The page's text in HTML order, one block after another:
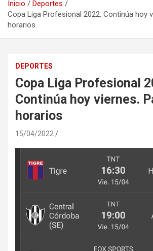
Inicio
Deportes
Copa Liga Profesional 2022: Continúa hoy
horarios
DEPORTES
Copa Liga Profesional
Continúa hoy viernes.
horarios
15/04/2022